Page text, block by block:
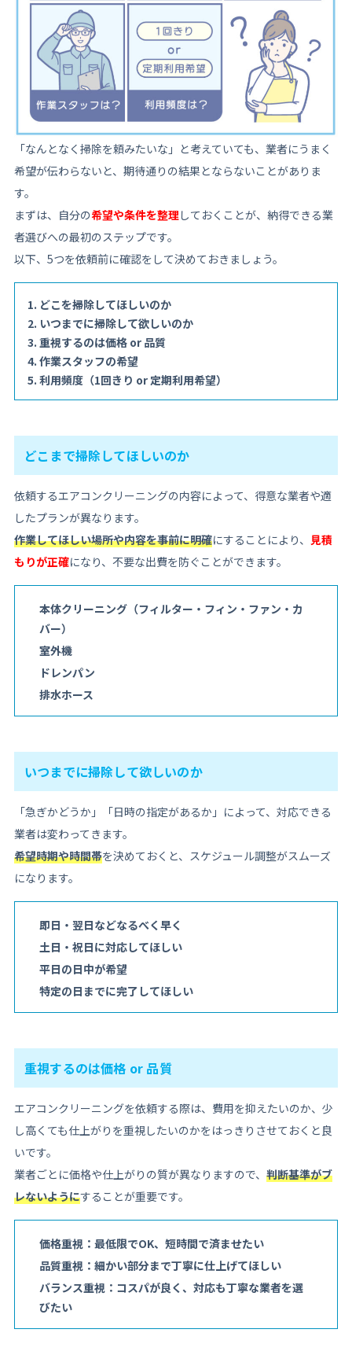
「なんとなく掃除を頼みたいな」と考えていても、業者にうまく
希望が伝わらないと、期待通りの結果とならないことがありま
す。
まずは、自分の希望や条件を整理 しておくことが、納得できる業
者選びへの最初のステップです。
以下、5つを依頼前に確認をして決めておきましょう。
どこを掃除してほしいのか
いつまでに掃除して欲しいのか
重視するのは価格 or 品質
作業スタッフの希望
利用頻度（1回きり or 定期利用希望）
どこまで掃除してほしいのか
依頼するエアコンクリーニングの内容によって、得意な業者や適
したプランが異なります。
作業してほしい場所や内容を事前に明確にすることにより、 見積
もりが正確になり、不要な出費を防ぐことができます。
本体クリーニング（フィルター・フィン・ファン・カ
バー）
室外機
ドレンパン
排水ホース
いつまでに掃除して欲しいのか
「急ぎかどうか」「日時の指定があるか」によって、対応できる
業者は変わってきます。
希望時期や時間帯を決めておくと、スケジュール調整がスムーズ
になります。
即日・翌日などなるべく早く
土日・祝日に対応してほしい
平日の日中が希望
特定の日までに完了してほしい
重視するのは価格 or 品質
エアコンクリーニングを依頼する際は、費用を抑えたいのか、少
し高くても仕上がりを重視したいのかをはっきりさせておくと良
いです。
業者ごとに価格や仕上がりの質が異なりますので、 判断基準がブ
レないようにすることが重要です。
価格重視：最低限でOK、短時間で済ませたい
品質重視：細かい部分まで丁寧に仕上げてほしい
バランス重視：コスパが良く、対応も丁寧な業者を選
びたい